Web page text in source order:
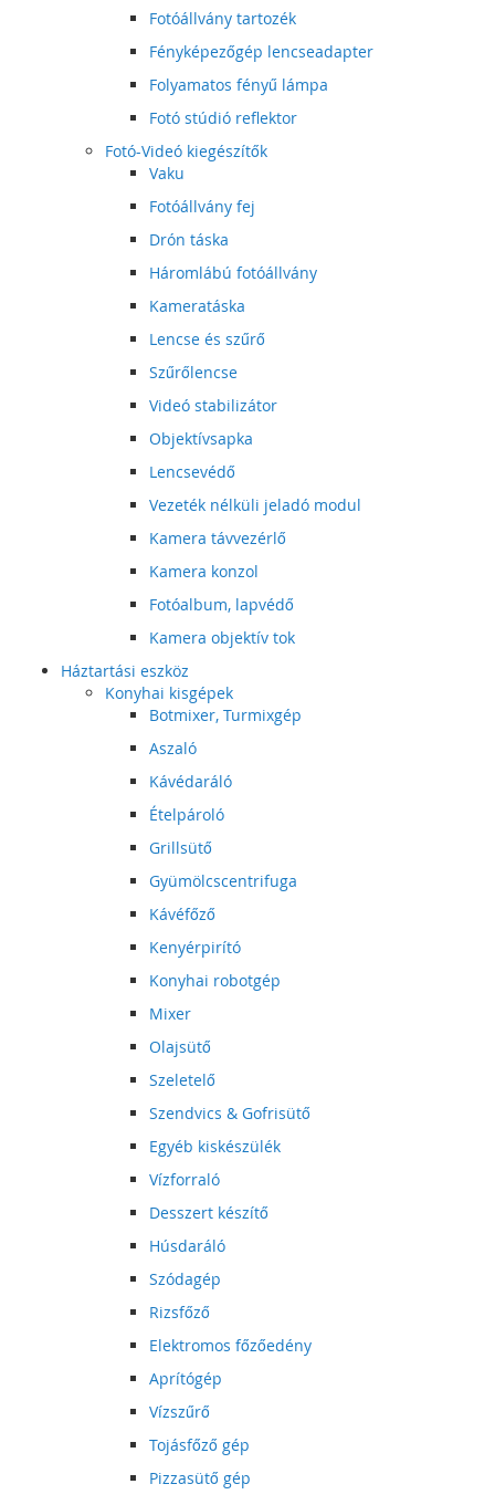
Fotóállvány tartozék
Fényképezőgép lencseadapter
Folyamatos fényű lámpa
Fotó stúdió reflektor
Fotó-Videó kiegészítők
Vaku
Fotóállvány fej
Drón táska
Háromlábú fotóállvány
Kameratáska
Lencse és szűrő
Szűrőlencse
Videó stabilizátor
Objektívsapka
Lencsevédő
Vezeték nélküli jeladó modul
Kamera távvezérlő
Kamera konzol
Fotóalbum, lapvédő
Kamera objektív tok
Háztartási eszköz
Konyhai kisgépek
Botmixer, Turmixgép
Aszaló
Kávédaráló
Ételpároló
Grillsütő
Gyümölcscentrifuga
Kávéfőző
Kenyérpirító
Konyhai robotgép
Mixer
Olajsütő
Szeletelő
Szendvics & Gofrisütő
Egyéb kiskészülék
Vízforraló
Desszert készítő
Húsdaráló
Szódagép
Rizsfőző
Elektromos főzőedény
Aprítógép
Vízszűrő
Tojásfőző gép
Pizzasütő gép